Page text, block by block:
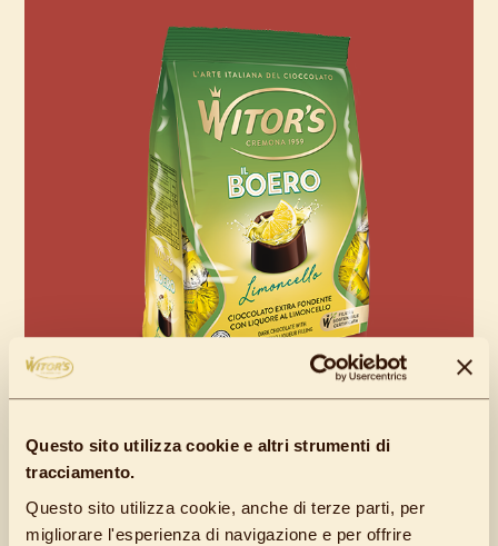
Questo sito utilizza cookie e altri strumenti di
tracciamento.
Questo sito utilizza cookie, anche di terze parti, per
migliorare l'esperienza di navigazione e per offrire
BOERO LIMONCELLO
Extra dark chocolate pralines with limoncello